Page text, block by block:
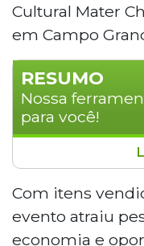
Cultural Mater
em Campo
RESUMO
Nossa
para você!
A Associação
neste sábado
Bairro
com itens a
Com itens
evento atraiu
economia e